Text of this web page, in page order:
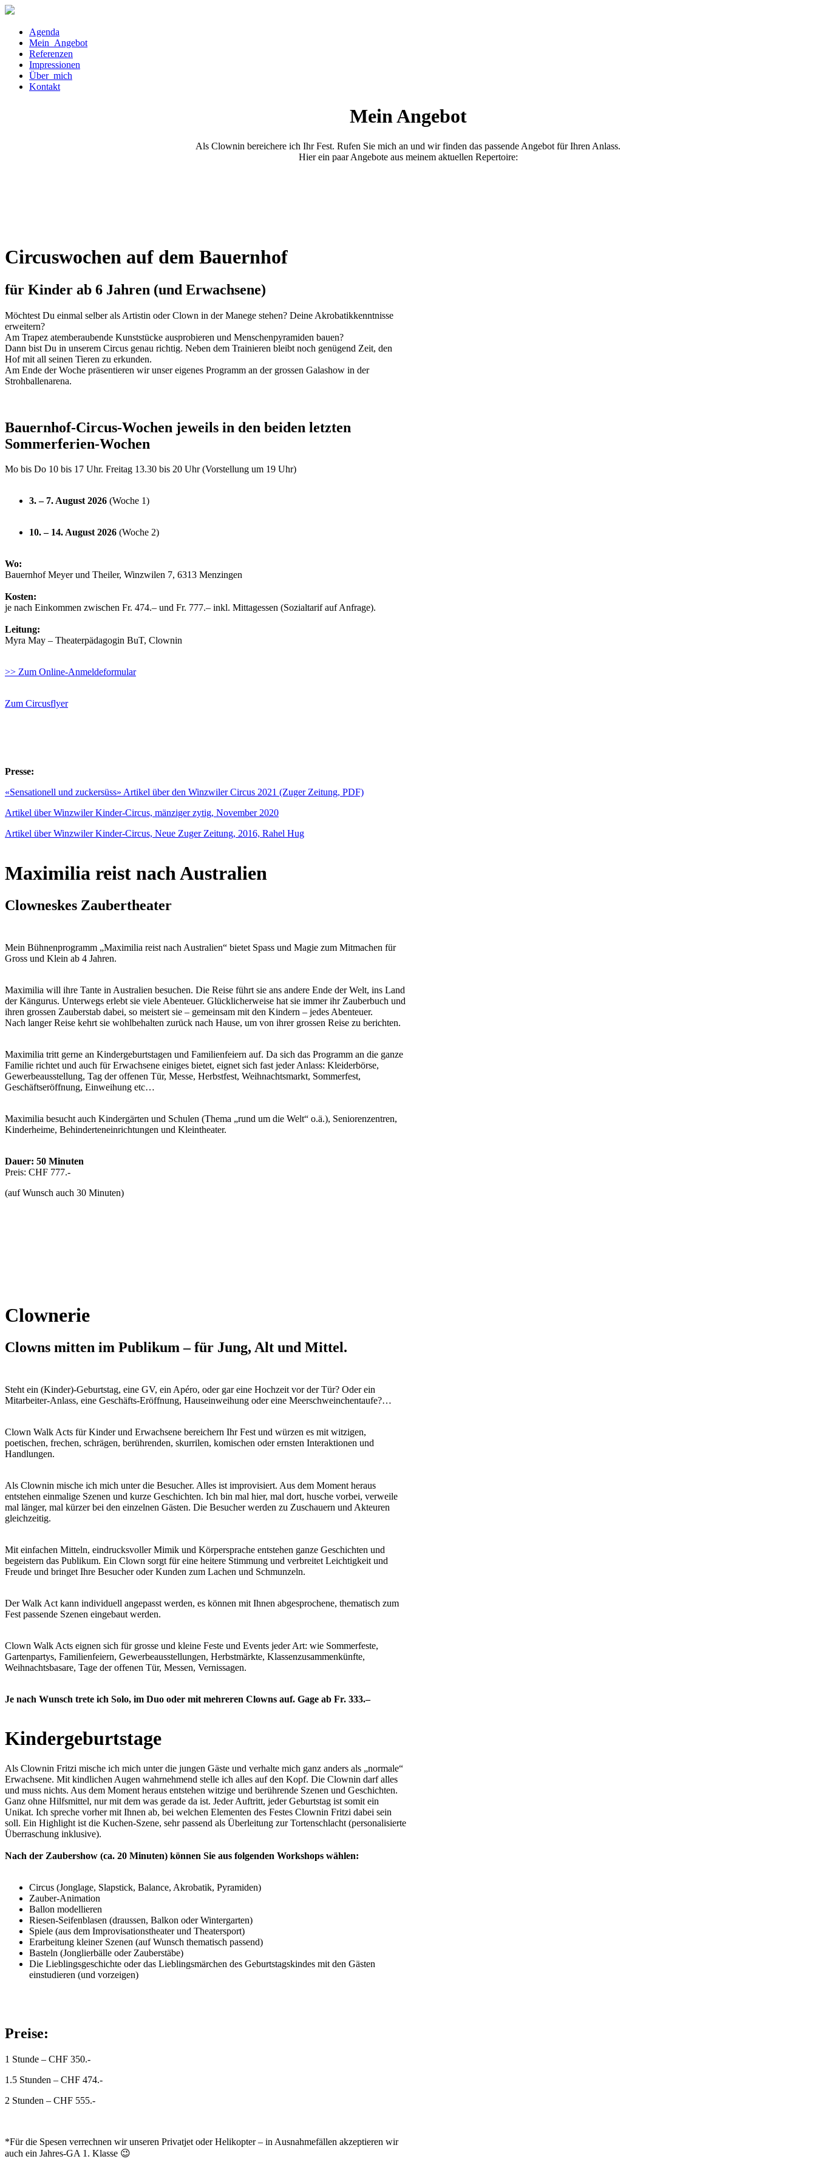
Agenda
Mein Angebot
Referenzen
Impressionen
Über mich
Kontakt
Mein Angebot
Als Clownin bereichere ich Ihr Fest. Rufen Sie mich an und wir finden das passende Angebot für Ihren Anlass.
Hier ein paar Angebote aus meinem aktuellen Repertoire:
Circuswochen auf dem Bauernhof
für Kinder ab 6 Jahren (und Erwachsene)
Möchtest Du einmal selber als Artistin oder Clown in der Manege stehen? Deine Akrobatikkenntnisse
erweitern?
Am Trapez atemberaubende Kunststücke ausprobieren und Menschenpyramiden bauen?
Dann bist Du in unserem Circus genau richtig. Neben dem Trainieren bleibt noch genügend Zeit, den
Hof mit all seinen Tieren zu erkunden.
Am Ende der Woche präsentieren wir unser eigenes Programm an der grossen Galashow in der
Strohballenarena.
Bauernhof-Circus-Wochen jeweils in den beiden letzten
Sommerferien-Wochen
Mo bis Do 10 bis 17 Uhr. Freitag 13.30 bis 20 Uhr (Vorstellung um 19 Uhr)
3. – 7. August 2026 (Woche 1)
10. – 14. August 2026 (Woche 2)
Wo:
Bauernhof Meyer und Theiler, Winzwilen 7, 6313 Menzingen
Kosten:
je nach Einkommen zwischen Fr. 474.– und Fr. 777.– inkl. Mittagessen (Sozialtarif auf Anfrage).
Leitung:
Myra May – Theaterpädagogin BuT, Clownin
>> Zum Online-Anmeldeformular
Zum Circusflyer
Presse:
«Sensationell und zuckersüss» Artikel über den Winzwiler Circus 2021 (Zuger Zeitung, PDF)
Artikel über Winzwiler Kinder-Circus, mänziger zytig, November 2020
Artikel über Winzwiler Kinder-Circus, Neue Zuger Zeitung, 2016, Rahel Hug
Maximilia reist nach Australien
Clowneskes Zaubertheater
Mein Bühnenprogramm „Maximilia reist nach Australien“ bietet Spass und Magie zum Mitmachen für
Gross und Klein ab 4 Jahren.
Maximilia will ihre Tante in Australien besuchen. Die Reise führt sie ans andere Ende der Welt, ins Land
der Kängurus. Unterwegs erlebt sie viele Abenteuer. Glücklicherweise hat sie immer ihr Zauberbuch und
ihren grossen Zauberstab dabei, so meistert sie – gemeinsam mit den Kindern – jedes Abenteuer.
Nach langer Reise kehrt sie wohlbehalten zurück nach Hause, um von ihrer grossen Reise zu berichten.
Maximilia tritt gerne an Kindergeburtstagen und Familienfeiern auf. Da sich das Programm an die ganze
Familie richtet und auch für Erwachsene einiges bietet, eignet sich fast jeder Anlass: Kleiderbörse,
Gewerbeausstellung, Tag der offenen Tür, Messe, Herbstfest, Weihnachtsmarkt, Sommerfest,
Geschäftseröffnung, Einweihung etc…
Maximilia besucht auch Kindergärten und Schulen (Thema „rund um die Welt“ o.ä.), Seniorenzentren,
Kinderheime, Behinderteneinrichtungen und Kleintheater.
Dauer: 50 Minuten
Preis: CHF 777.-
(auf Wunsch auch 30 Minuten)
Clownerie
Clowns mitten im Publikum – für Jung, Alt und Mittel.
Steht ein (Kinder)-Geburtstag, eine GV, ein Apéro, oder gar eine Hochzeit vor der Tür? Oder ein
Mitarbeiter-Anlass, eine Geschäfts-Eröffnung, Hauseinweihung oder eine Meerschweinchentaufe?…
Clown Walk Acts für Kinder und Erwachsene bereichern Ihr Fest und würzen es mit witzigen,
poetischen, frechen, schrägen, berührenden, skurrilen, komischen oder ernsten Interaktionen und
Handlungen.
Als Clownin mische ich mich unter die Besucher. Alles ist improvisiert. Aus dem Moment heraus
entstehen einmalige Szenen und kurze Geschichten. Ich bin mal hier, mal dort, husche vorbei, verweile
mal länger, mal kürzer bei den einzelnen Gästen. Die Besucher werden zu Zuschauern und Akteuren
gleichzeitig.
Mit einfachen Mitteln, eindrucksvoller Mimik und Körpersprache entstehen ganze Geschichten und
begeistern das Publikum. Ein Clown sorgt für eine heitere Stimmung und verbreitet Leichtigkeit und
Freude und bringet Ihre Besucher oder Kunden zum Lachen und Schmunzeln.
Der Walk Act kann individuell angepasst werden, es können mit Ihnen abgesprochene, thematisch zum
Fest passende Szenen eingebaut werden.
Clown Walk Acts eignen sich für grosse und kleine Feste und Events jeder Art: wie Sommerfeste,
Gartenpartys, Familienfeiern, Gewerbeausstellungen, Herbstmärkte, Klassenzusammenkünfte,
Weihnachtsbasare, Tage der offenen Tür, Messen, Vernissagen.
Je nach Wunsch trete ich Solo, im Duo oder mit mehreren Clowns auf. Gage ab Fr. 333.–
Kindergeburtstage
Als Clownin Fritzi mische ich mich unter die jungen Gäste und verhalte mich ganz anders als „normale“
Erwachsene. Mit kindlichen Augen wahrnehmend stelle ich alles auf den Kopf. Die Clownin darf alles
und muss nichts. Aus dem Moment heraus entstehen witzige und berührende Szenen und Geschichten.
Ganz ohne Hilfsmittel, nur mit dem was gerade da ist. Jeder Auftritt, jeder Geburtstag ist somit ein
Unikat. Ich spreche vorher mit Ihnen ab, bei welchen Elementen des Festes Clownin Fritzi dabei sein
soll. Ein Highlight ist die Kuchen-Szene, sehr passend als Überleitung zur Tortenschlacht (personalisierte
Überraschung inklusive).
Nach der Zaubershow (ca. 20 Minuten) können Sie aus folgenden Workshops wählen:
Circus (Jonglage, Slapstick, Balance, Akrobatik, Pyramiden)
Zauber-Animation
Ballon modellieren
Riesen-Seifenblasen (draussen, Balkon oder Wintergarten)
Spiele (aus dem Improvisationstheater und Theatersport)
Erarbeitung kleiner Szenen (auf Wunsch thematisch passend)
Basteln (Jonglierbälle oder Zauberstäbe)
Die Lieblingsgeschichte oder das Lieblingsmärchen des Geburtstagskindes mit den Gästen
einstudieren (und vorzeigen)
Preise:
1 Stunde – CHF 350.-
1.5 Stunden – CHF 474.-
2 Stunden – CHF 555.-
*Für die Spesen verrechnen wir unseren Privatjet oder Helikopter – in Ausnahmefällen akzeptieren wir
auch ein Jahres-GA 1. Klasse 😉